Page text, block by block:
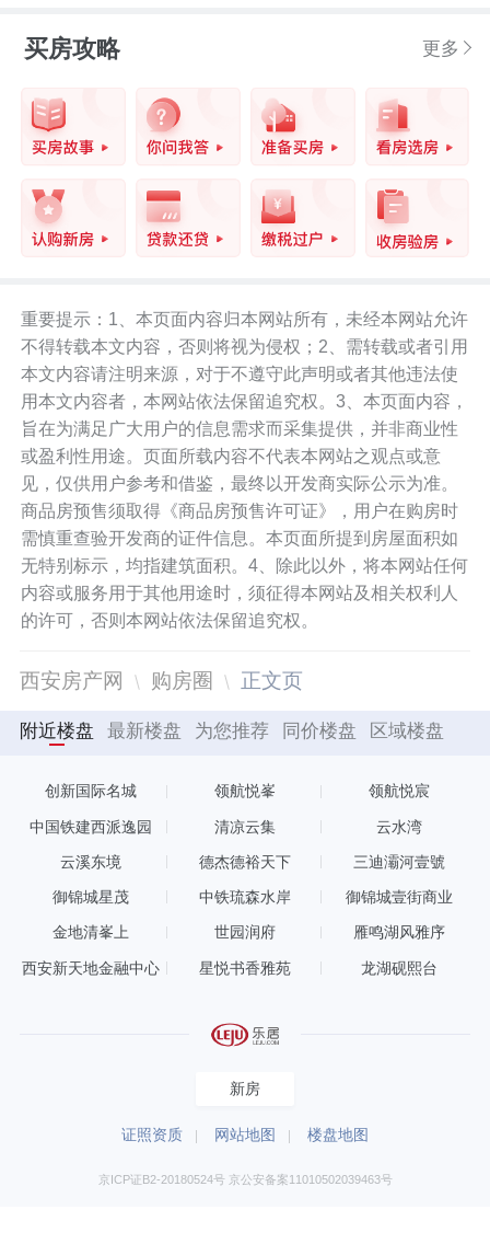
买房攻略 更多
重要提示：1、本页面内容归本网站所有，未经本网站允许
不得转载本文内容，否则将视为侵权；2、需转载或者引用
本文内容请注明来源，对于不遵守此声明或者其他违法使
用本文内容者，本网站依法保留追究权。3、本页面内容，
旨在为满足广大用户的信息需求而采集提供，并非商业性
或盈利性用途。页面所载内容不代表本网站之观点或意
见，仅供用户参考和借鉴，最终以开发商实际公示为准。
商品房预售须取得《商品房预售许可证》，用户在购房时
需慎重查验开发商的证件信息。本页面所提到房屋面积如
无特别标示，均指建筑面积。4、除此以外，将本网站任何
内容或服务用于其他用途时，须征得本网站及相关权利人
的许可，否则本网站依法保留追究权。
西安房产网 购房圈 正文页
附近楼盘 最新楼盘 为您推荐 同价楼盘 区域楼盘
创新国际名城 领航悦峯 领航悦宸
中国铁建西派逸园 清凉云集 云水湾
云溪东境 德杰德裕天下 三迪灞河壹號
御锦城星茂 中铁琉森水岸 御锦城壹街商业
金地清峯上 世园润府 雁鸣湖风雅序
西安新天地金融中心 星悦书香雅苑 龙湖砚熙台
新房
证照资质 网站地图 楼盘地图
京ICP证B2-20180524号 京公安备案11010502039463号